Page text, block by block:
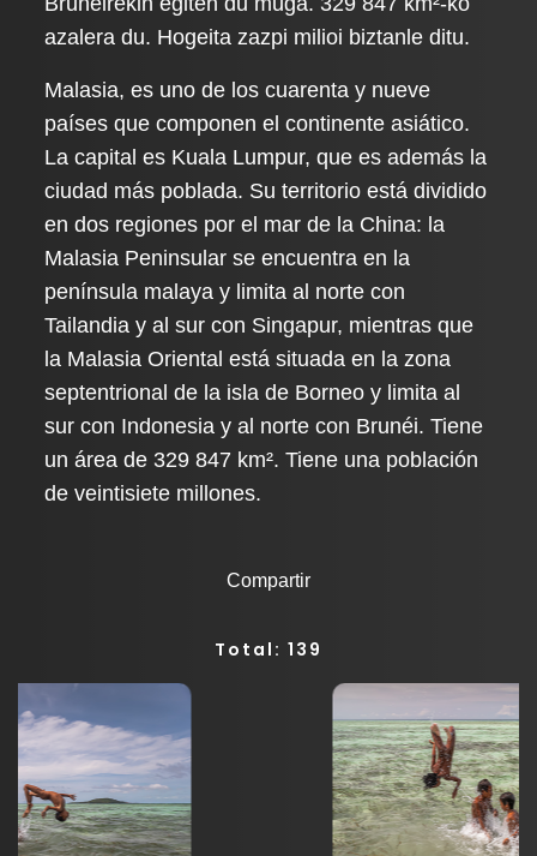
azalera du. Hogeita zazpi milioi biztanle ditu.
Malasia, es uno de los cuarenta y nueve
países que componen el continente asiático.
La capital es Kuala Lumpur, que es además la
ciudad más poblada. Su territorio está dividido
en dos regiones por el mar de la China: la
Malasia Peninsular se encuentra en la
península malaya y limita al norte con
Tailandia y al sur con Singapur, mientras que
la Malasia Oriental está situada en la zona
septentrional de la isla de Borneo y limita al
sur con Indonesia y al norte con Brunéi. Tiene
un área de 329 847 km². Tiene una población
de veintisiete millones.
Compartir
Total: 139